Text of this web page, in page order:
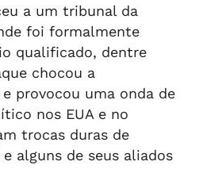
a um tribunal da
foi formalmente
qualificado, dentre
chocou a
provocou uma onda de
nos EUA e no
trocas duras de
alguns de seus aliados